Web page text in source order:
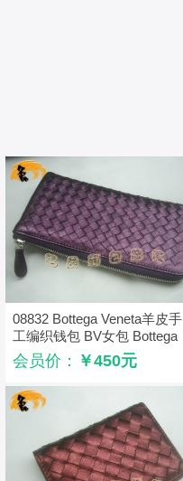
08832 Bottega Veneta羊皮手
工编织钱包 BV女包 Bottega
Veneta长款钱包 紫色
会员价： ￥450元